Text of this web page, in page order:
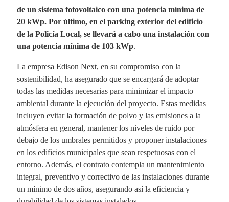
de un sistema fotovoltaico con una potencia mínima de
20 kWp. Por último, en el parking exterior del edificio
de la Policía Local, se llevará a cabo una instalación con
una potencia mínima de 103 kWp.
La empresa Edison Next, en su compromiso con la
sostenibilidad, ha asegurado que se encargará de adoptar
todas las medidas necesarias para minimizar el impacto
ambiental durante la ejecución del proyecto. Estas medidas
incluyen evitar la formación de polvo y las emisiones a la
atmósfera en general, mantener los niveles de ruido por
debajo de los umbrales permitidos y proponer instalaciones
en los edificios municipales que sean respetuosas con el
entorno. Además, el contrato contempla un mantenimiento
integral, preventivo y correctivo de las instalaciones durante
un mínimo de dos años, asegurando así la eficiencia y